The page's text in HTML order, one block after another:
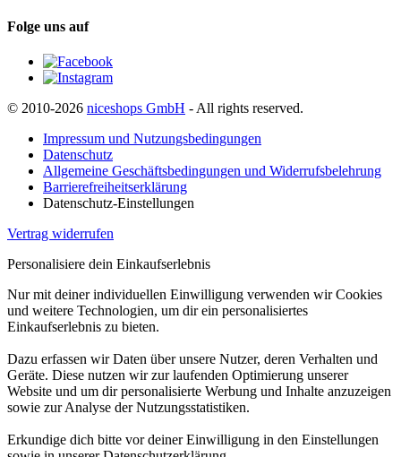
Folge uns auf
© 2010-2026 niceshops GmbH - All rights reserved.
Impressum und Nutzungsbedingungen
Datenschutz
Allgemeine Geschäftsbedingungen und Widerrufsbelehrung
Barrierefreiheitserklärung
Datenschutz-Einstellungen
Vertrag widerrufen
Personalisiere dein Einkaufserlebnis
Nur mit deiner individuellen Einwilligung verwenden wir Cookies
und weitere Technologien, um dir ein personalisiertes
Einkaufserlebnis zu bieten.
Dazu erfassen wir Daten über unsere Nutzer, deren Verhalten und
Geräte. Diese nutzen wir zur laufenden Optimierung unserer
Website und um dir personalisierte Werbung und Inhalte anzuzeigen
sowie zur Analyse der Nutzungsstatistiken.
Erkundige dich bitte vor deiner Einwilligung in den Einstellungen